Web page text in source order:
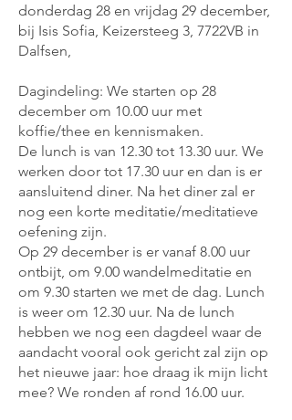
donderdag 28 en vrijdag 29 december,
bij Isis Sofia, Keizersteeg 3, 7722VB in
Dalfsen,
Dagindeling: We starten op 28
december om 10.00 uur met
koffie/thee en kennismaken.
De lunch is van 12.30 tot 13.30 uur. We
werken door tot 17.30 uur en dan is er
aansluitend diner. Na het diner zal er
nog een korte meditatie/meditatieve
oefening zijn.
Op 29 december is er vanaf 8.00 uur
ontbijt, om 9.00 wandelmeditatie en
om 9.30 starten we met de dag. Lunch
is weer om 12.30 uur. Na de lunch
hebben we nog een dagdeel waar de
aandacht vooral ook gericht zal zijn op
het nieuwe jaar: hoe draag ik mijn licht
mee? We ronden af rond 16.00 uur.